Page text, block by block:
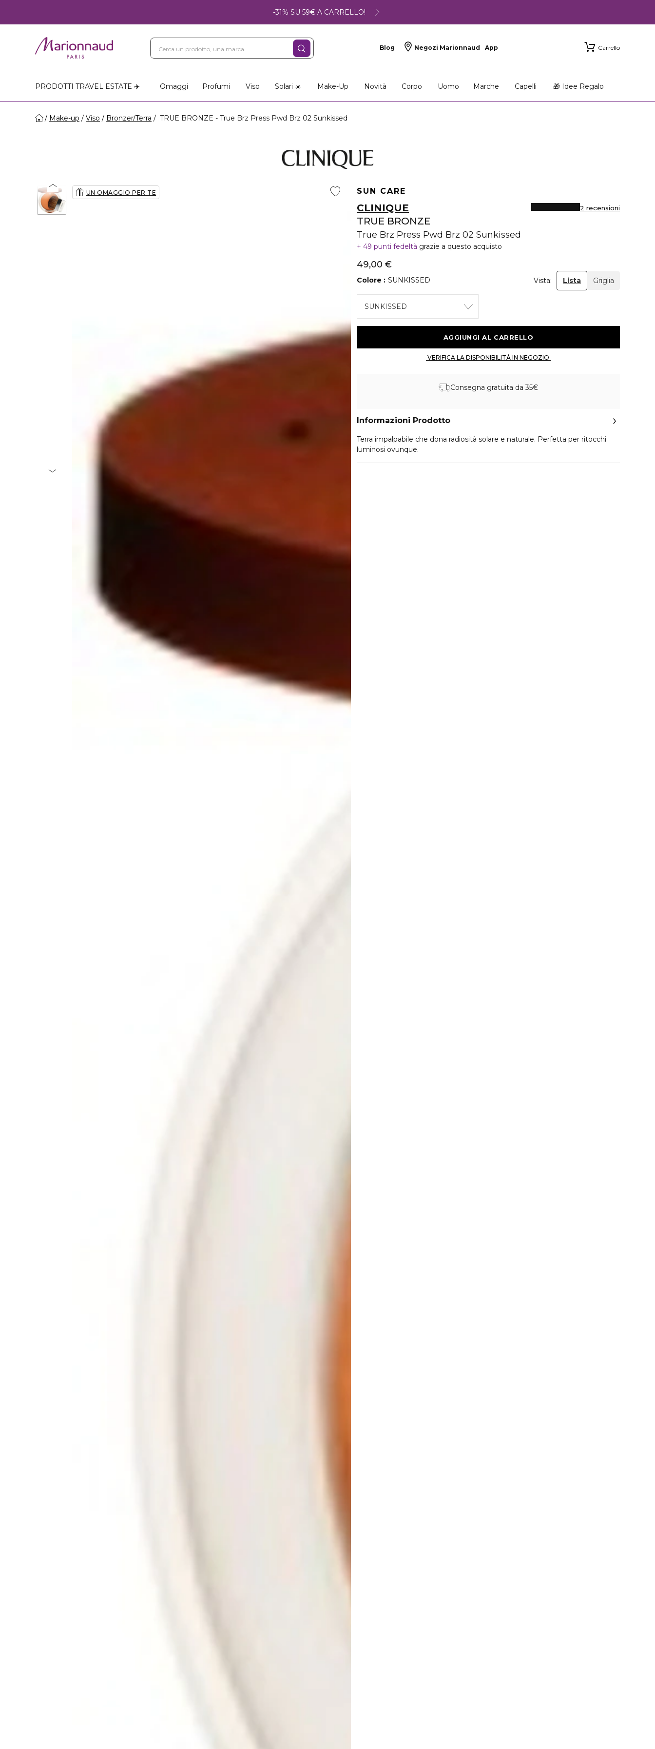
-31% SU 59€ A CARRELLO!
Blog Negozi Marionnaud App Carrello
PRODOTTI TRAVEL ESTATE ✈️ Omaggi Profumi Viso Solari ☀️ Make-Up Novità Corpo Uomo Marche Capelli 🎁 Idee Regalo
Make-up Viso Bronzer/Terra TRUE BRONZE - True Brz Press Pwd Brz 02 Sunkissed
UN OMAGGIO PER TE SUN CARE
CLINIQUE
TRUE BRONZE
True Brz Press Pwd Brz 02 Sunkissed
2 recensioni
49 punti fedeltà grazie a questo acquisto
49,00 €
Colore SUNKISSED Vista: Lista Griglia
SUNKISSED
Consegna gratuita da 35€
Informazioni Prodotto
Terra impalpabile che dona radiosità solare e naturale. Perfetta per ritocchi
luminosi ovunque.